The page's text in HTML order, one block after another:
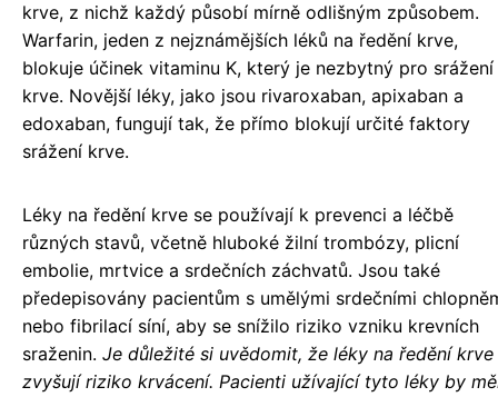
krve, z nichž každý působí mírně odlišným způsobem.
Warfarin, jeden z nejznámějších léků na ředění krve,
blokuje účinek vitaminu K, který je nezbytný pro srážení
krve. Novější léky, jako jsou rivaroxaban, apixaban a
edoxaban, fungují tak, že přímo blokují určité faktory
srážení krve.
Léky na ředění krve se používají k prevenci a léčbě
různých stavů, včetně hluboké žilní trombózy, plicní
embolie, mrtvice a srdečních záchvatů. Jsou také
předepisovány pacientům s umělými srdečními
nebo fibrilací síní, aby se snížilo riziko vzniku krevních
sraženin. Je důležité si uvědomit, že léky na ředění krve
zvyšují riziko krvácení. Pacienti užívající tyto léky by